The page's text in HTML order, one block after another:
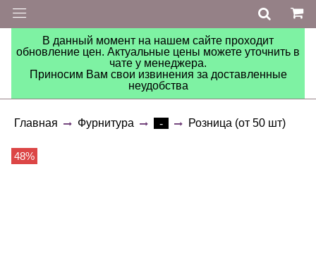
В данный момент на нашем сайте проходит
обновление цен. Актуальные цены можете уточнить в
чате у менеджера.
Приносим Вам свои извинения за доставленные
неудобства
Главная Фурнитура - Розница (от 50 шт)
48%